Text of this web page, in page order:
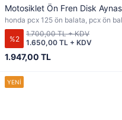
Motosiklet Ön Fren Disk
honda pcx 125 ön balata, pcx ön
%2
1.947,00 TL
1.650,00 TL + KDV
1.700,00 TL + KDV